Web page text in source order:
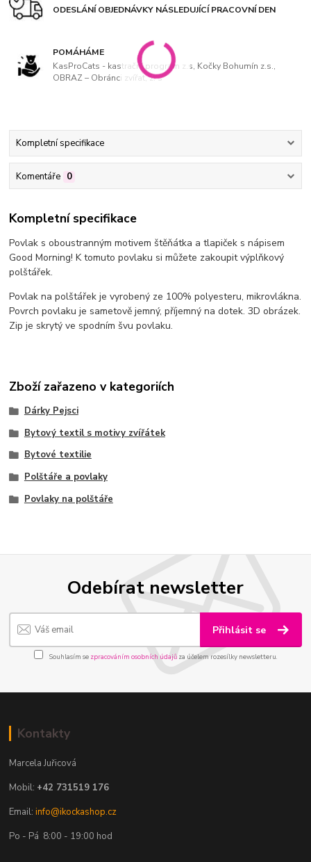
ODESLÁNÍ OBJEDNÁVKY NÁSLEDUJÍCÍ PRACOVNÍ DEN
POMÁHÁME
KasProCats - kastrační program z.s, Kočky Bohumín z.s.,
OBRAZ – Obránci zvířat, z. s
Kompletní specifikace
Komentáře 0
Kompletní specifikace
Povlak s oboustranným motivem štěňátka a tlapiček s nápisem
Good Morning! K tomuto povlaku si můžete zakoupit výplňkový
polštářek.
Povlak na polštářek je vyrobený ze 100% polyesteru, mikrovlákna.
Povrch povlaku je sametově jemný, příjemný na dotek. 3D obrázek.
Zip je skrytý ve spodním švu povlaku.
Zboží zařazeno v kategoriích
Dárky Pejsci
Bytový textil s motivy zvířátek
Bytové textilie
Polštáře a povlaky
Povlaky na polštáře
Odebírat newsletter
Přihlásit se
Souhlasím se zpracováním osobních údajůza účelem rozesílky newsletteru.
Kontakty
Marcela Juřicová
Mobil: +42 731519 176
Email:info@ikockashop.cz
Po - Pá 8:00 - 19:00 hod